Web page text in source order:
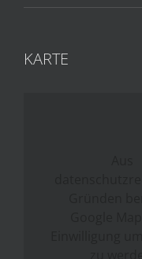
KARTE